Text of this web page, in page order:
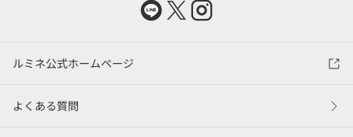
ルミネ公式ホームページ
よくある質問